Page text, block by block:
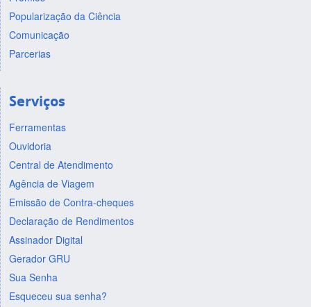
Popularização da Ciência
Comunicação
Parcerias
Serviços
Ferramentas
Ouvidoria
Central de Atendimento
Agência de Viagem
Emissão de Contra-cheques
Declaração de Rendimentos
Assinador Digital
Gerador GRU
Sua Senha
Esqueceu sua senha?